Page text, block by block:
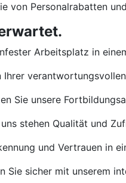
von Personalrabatten
Arbeitsplatz in
Ihrer
Sie unsere
uns stehen Qualität und
und Vertrauen in
Sie sicher mit unserem